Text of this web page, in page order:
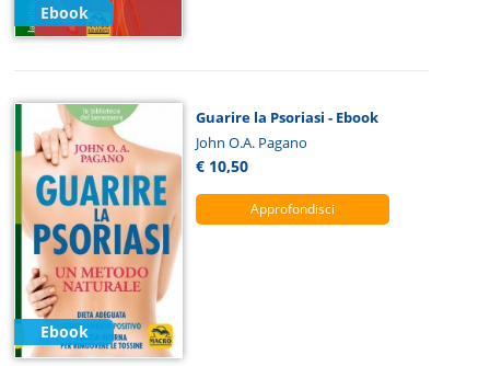
Ebook
Ebook
Guarire la Psoriasi - Ebook
John O.A. Pagano
€ 10,50
Approfondisci